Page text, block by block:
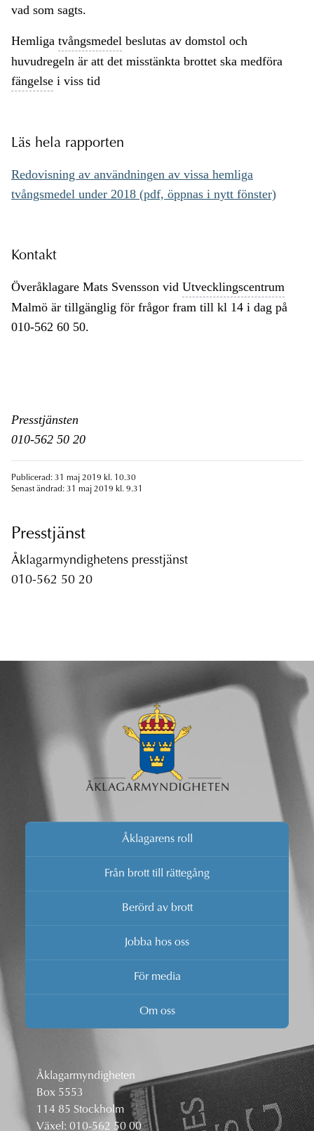
vad som sagts.
Hemliga tvångsmedel beslutas av domstol och
huvudregeln är att det misstänkta brottet ska medföra
fängelse i viss tid
Läs hela rapporten
Redovisning av användningen av vissa hemliga
tvångsmedel under 2018 (pdf, öppnas i nytt fönster)
Kontakt
Överåklagare Mats Svensson vid Utvecklingscentrum
Malmö är tillgänglig för frågor fram till kl 14 i dag på
010-562 60 50.
Presstjänsten
010-562 50 20
Publicerad: 31 maj 2019 kl. 10.30
Senast ändrad: 31 maj 2019 kl. 9.31
Presstjänst
Åklagarmyndighetens presstjänst
010-562 50 20
Åklagarens roll
Från brott till rättegång
Berörd av brott
Jobba hos oss
För media
Om oss
Åklagarmyndigheten
Box 5553
114 85 Stockholm
Växel: 010-562 50 00